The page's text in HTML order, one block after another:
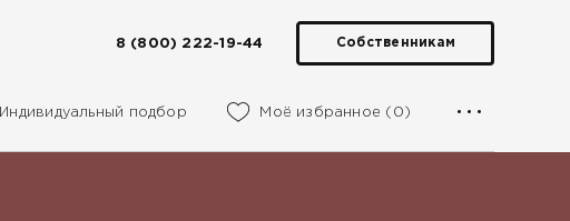
8 (800) 222-19-44 Собственникам
Индивидуальный подбор Моё избранное (0)